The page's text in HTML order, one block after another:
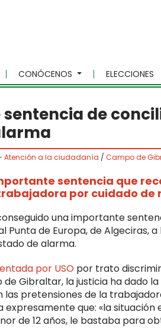
CONÓCENOS ELECCIONES
de
Atención a la ciudadanía / Campo de
sentencia que
por cuidado de
una importante
Punta de Europa, de Algeciras,
de alarma.
por USO por trato
Gibraltar, la justicia ha dado
las pretensiones de la
expresamente que: «la
de 12 años, le bastaba para